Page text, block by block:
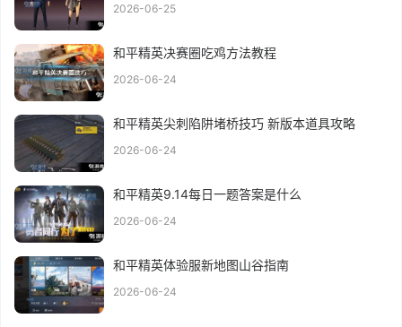
2026-06-25
和平精英决赛圈吃鸡方法教程
2026-06-24
和平精英尖刺陷阱堵桥技巧 新版本道具攻略
2026-06-24
和平精英9.14每日一题答案是什么
2026-06-24
和平精英体验服新地图山谷指南
2026-06-24